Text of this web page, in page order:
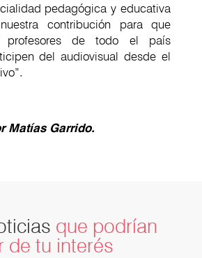
pedagógica y educativa
contribución para que
profesores de todo el país
del audiovisual desde el
Matías Garrido.
que podrían
de tu interés